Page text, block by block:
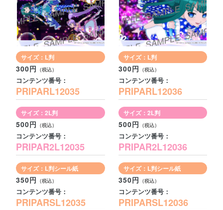
サイズ：L判
300円
コンテンツ番号：
PRIPARL12035
サイズ：2L判
500円
コンテンツ番号：
PRIPAR2L12035
サイズ：L判シール紙
350円
コンテンツ番号：
PRIPARSL12035
サイズ：L判
300円
コンテンツ番号：
PRIPARL12036
サイズ：2L判
500円
コンテンツ番号：
PRIPAR2L12036
サイズ：L判シール紙
350円
コンテンツ番号：
PRIPARSL12036